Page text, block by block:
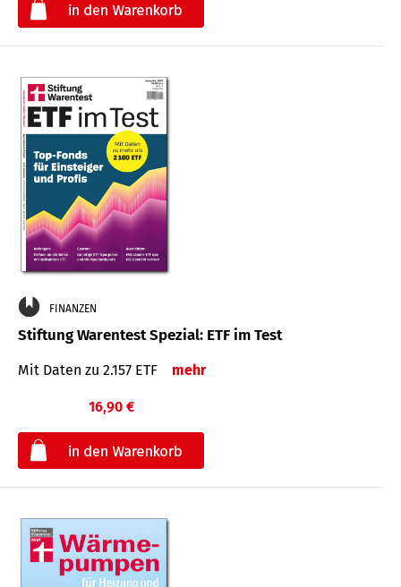
FINANZEN
Stiftung Warentest Spezial: ETF im Test
Mit Daten zu 2.157 ETF mehr
16,90 €